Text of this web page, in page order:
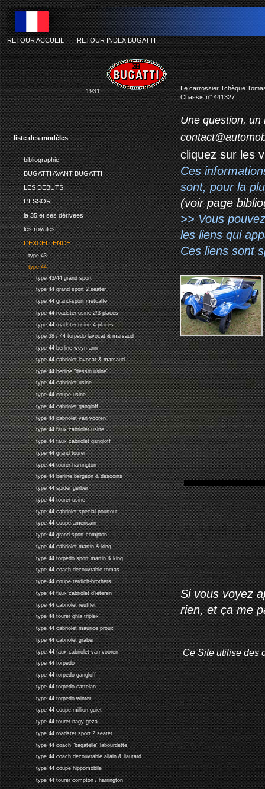
liste des modèles
bibliographie
BUGATTI AVANT BUGATTI
LES DEBUTS
L'ESSOR
la 35 et ses dérivees
les royales
L'EXCELLENCE
type 43
type 44
type 43/44 grand sport
type 44 grand sport 2 seater
type 44 grand-sport metcalfe
type 44 roadster usine 2/3 places
type 44 roadster usine 4 places
type 38 / 44 torpedo lavocat & marsaud
type 44 berline weymann
type 44 cabriolet lavocat & marsaud
type 44 berline "dessin usine"
type 44 cabriolet usine
type 44 coupe usine
type 44 cabriolet gangloff
type 44 cabriolet van vooren
type 44 faux cabriolet usine
type 44 faux cabriolet gangloff
type 44 grand tourer
type 44 tourer harrington
type 44 berline bergeon & descoins
type 44 spider gerber
type 44 tourer usine
type 44 cabriolet special pourtout
type 44 coupe americain
type 44 grand sport compton
type 44 cabriolet martin & king
type 44 torpedo sport martin & king
type 44 coach decouvrable tomas
type 44 coupe terdich-brothers
type 44 faux cabriolet d'ieteren
type 44 cabriolet reufflet
type 44 tourer ghia triplex
type 44 cabriolet maurice proux
type 44 cabriolet graber
type 44 faux-cabriolet van vooren
type 44 torpedo
type 44 torpedo gangloff
type 44 torpedo cattelan
type 44 torpedo winter
type 44 coupe million-guiet
type 44 tourer nagy geza
type 44 roadster sport 2 seater
type 44 coach "bagatelle" labourdette
type 44 coach decouvrable allain & liautard
type 44 coupe hippomobile
type 44 tourer compton / harrington
RETOUR ACCUEIL-RETOUR INDEX BUGATTI
1931
Le carrossier Tchèque
Chassis n° 441327.
Une question, un
cliquez sur les
Ces
sont, pour la
(voir page
>> Vous
les liens qui
Ces liens sont
Si vous voyez
rien, et ça me
Ce Site utilise des